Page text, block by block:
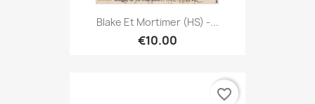
Blake Et Mortimer (HS) -...
€10.00
favorite_border